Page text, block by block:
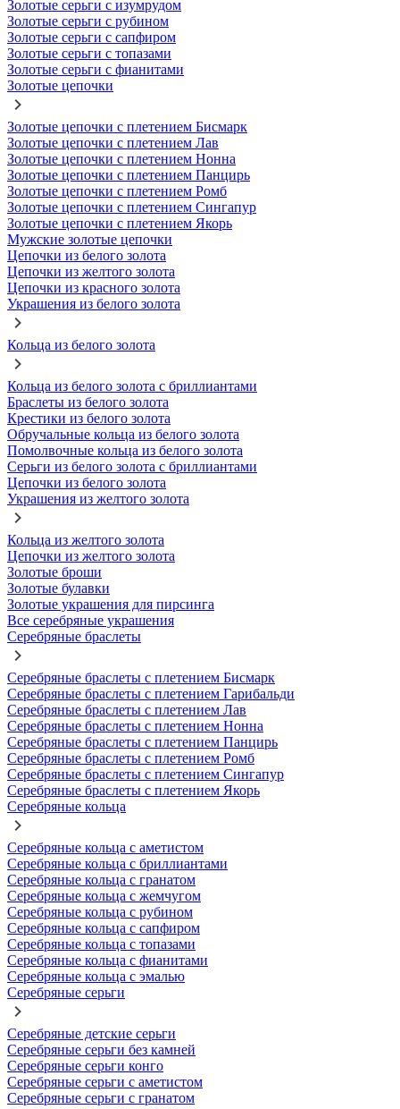
Золотые серьги с изумрудом
Золотые серьги с рубином
Золотые серьги с сапфиром
Золотые серьги с топазами
Золотые серьги с фианитами
Золотые цепочки
Золотые цепочки с плетением Бисмарк
Золотые цепочки с плетением Лав
Золотые цепочки с плетением Нонна
Золотые цепочки с плетением Панцирь
Золотые цепочки с плетением Ромб
Золотые цепочки с плетением Сингапур
Золотые цепочки с плетением Якорь
Мужские золотые цепочки
Цепочки из белого золота
Цепочки из желтого золота
Цепочки из красного золота
Украшения из белого золота
Кольца из белого золота
Кольца из белого золота с бриллиантами
Браслеты из белого золота
Крестики из белого золота
Обручальные кольца из белого золота
Помолвочные кольца из белого золота
Серьги из белого золота с бриллиантами
Цепочки из белого золота
Украшения из желтого золота
Кольца из желтого золота
Цепочки из желтого золота
Золотые броши
Золотые булавки
Золотые украшения для пирсинга
Все серебряные украшения
Серебряные браслеты
Серебряные браслеты с плетением Бисмарк
Серебряные браслеты с плетением Гарибальди
Серебряные браслеты с плетением Лав
Серебряные браслеты с плетением Нонна
Серебряные браслеты с плетением Панцирь
Серебряные браслеты с плетением Ромб
Серебряные браслеты с плетением Сингапур
Серебряные браслеты с плетением Якорь
Серебряные кольца
Серебряные кольца с аметистом
Серебряные кольца с бриллиантами
Серебряные кольца с гранатом
Серебряные кольца с жемчугом
Серебряные кольца с рубином
Серебряные кольца с сапфиром
Серебряные кольца с топазами
Серебряные кольца с фианитами
Серебряные кольца с эмалью
Серебряные серьги
Серебряные детские серьги
Серебряные серьги без камней
Серебряные серьги конго
Серебряные серьги с аметистом
Серебряные серьги с гранатом